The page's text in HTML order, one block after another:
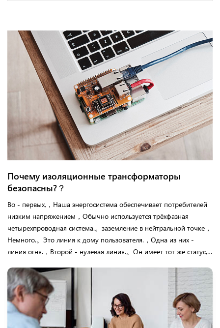
Почему изоляционные трансформаторы
безопасны?？
Во - первых,，Наша энергосистема обеспечивает потребителей
низким напряжением，Обычно используется трёхфазная
четырехпроводная система.。заземление в нейтральной точке，
Немного.。Это линия к дому пользователя.，Одна из них -
линия огня.，Второй - нулевая линия.。Он имеет тот же статус,
огня или проводника, связанного с линией огня,，Электрический
ток переходит от линии огня к земле.，Обработка контуров
через наземную линию，Вызывает электрический удар.。
Изолировать вторичную линию трансформатора без
заземления，Нет разницы между двумя линиями и землей.。